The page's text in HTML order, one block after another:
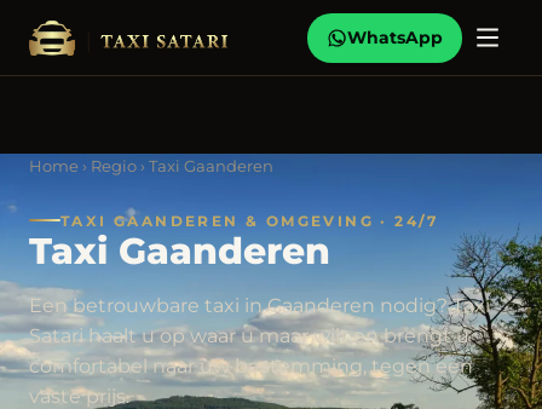
WhatsApp
Home › Regio › Taxi Gaanderen
TAXI GAANDEREN & OMGEVING · 24/7
Taxi Gaanderen
Een betrouwbare taxi in Gaanderen nodig? Taxi
Satari haalt u op waar u maar wilt en brengt u
comfortabel naar uw bestemming, tegen een
vaste prijs.